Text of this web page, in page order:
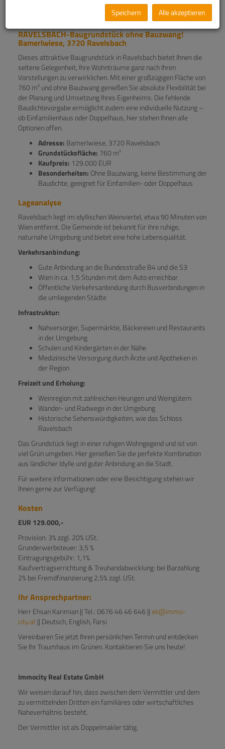
RAVELSBACH-Baugrundstück ohne Bauzwang!
Bamerlwiese, 3720 Ravelsbach
Dieses attraktive Baugrundstück in Ravelsbach bietet Ihnen die
seltene Gelegenheit, Ihre Wohnträume ganz nach Ihren
Vorstellungen zu verwirklichen. Mit einer großzügigen Fläche von
760 m² und ohne Bauzwang genießen Sie absolute Flexibilität bei
der Planung und Umsetzung Ihres Eigenheims. Die fehlende
Baudichtevorgabe ermöglicht zudem eine individuelle Nutzung –
ob Einfamilienhaus oder Doppelhaus, hier stehen Ihnen alle
Optionen offen.
Adresse: Bamerlwiese, 3720 Ravelsbach
Grundstücksfläche: 760 m²
Kaufpreis: 129.000 EUR
Besonderheiten: Ohne Bauzwang, keine Bestimmung der
Baudichte, geeignet für Einfamilien- oder Doppelhaus
Lageanalyse
Ravelsbach liegt im idyllischen Weinviertel, etwa 90 Minuten von
Wien entfernt. Die Gemeinde ist bekannt für ihre ruhige,
naturnahe Umgebung und bietet eine hohe Lebensqualität.
Verkehrsanbindung:
Gute Anbindung an die Bundesstraße B4 und die S3
Wien in ca. 1,5 Stunden mit dem Auto erreichbar
Öffentliche Verkehrsanbindung durch Busverbindungen in
die umliegenden Städte
Infrastruktur:
Nahversorger, Supermärkte, Bäckereien und Restaurants
in der Umgebung
Schulen und Kindergärten in der Nähe
Medizinische Versorgung durch Ärzte und Apotheken in
der Region
Freizeit und Erholung:
Weinregion mit zahlreichen Heurigen und Weingütern
Wander- und Radwege in der Umgebung
Historische Sehenswürdigkeiten, wie das Schloss
Ravelsbach
Das Grundstück liegt in einer ruhigen Wohngegend und ist von
viel Grün umgeben. Hier genießen Sie die perfekte Kombination
aus ländlicher Idylle und guter Anbindung an die Stadt.
Für weitere Informationen oder eine Besichtigung stehen wir
Ihnen gerne zur Verfügung!
Kosten
EUR 129.000,-
Provision: 3% zzgl. 20% USt.
Grunderwerbsteuer: 3,5 %
Eintragungsgebühr: 1,1%
Kaufvertragserrichtung & Treuhandabwicklung: bei Barzahlung
2% bei Fremdfinanzierung 2,5% zzgl. USt.
Ihr Ansprechpartner:
Herr Ehsan Karimian || Tel.: 0676 46 46 646 ||ek@immo-
city.at|| Deutsch, English, Farsi
Vereinbaren Sie jetzt Ihren persönlichen Termin und entdecken
Sie Ihr Traumhaus im Grünen. Kontaktieren Sie uns heute!
Immocity Real Estate GmbH
Wir weisen darauf hin, dass zwischen dem Vermittler und dem
zu vermittelnden Dritten ein familiäres oder wirtschaftliches
Naheverhältnis besteht.
Der Vermittler ist als Doppelmakler tätig.
Speichern Alle akzeptieren